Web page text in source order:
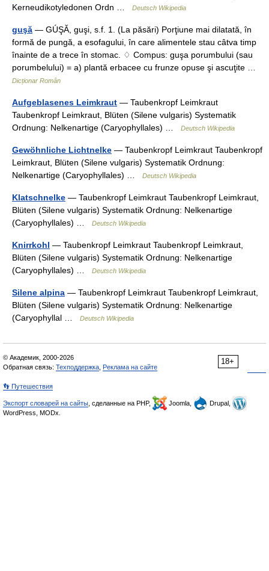
Kerneudikotyledonen Ordn …
Deutsch Wikipedia
guşă — GÚŞĂ, guşi, s.f. 1. (La păsări) Porţiune mai dilatată, în
formă de pungă, a esofagului, în care alimentele stau câtva timp
înainte de a trece în stomac. ♢ Compus: guşa porumbului (sau
porumbelului) = a) plantă erbacee cu frunze opuse şi ascuţite …
Dicționar Român
Aufgeblasenes Leimkraut — Taubenkropf Leimkraut
Taubenkropf Leimkraut, Blüten (Silene vulgaris) Systematik
Ordnung: Nelkenartige (Caryophyllales) …
Deutsch Wikipedia
Gewöhnliche Lichtnelke — Taubenkropf Leimkraut Taubenkropf
Leimkraut, Blüten (Silene vulgaris) Systematik Ordnung:
Nelkenartige (Caryophyllales) …
Deutsch Wikipedia
Klatschnelke — Taubenkropf Leimkraut Taubenkropf Leimkraut,
Blüten (Silene vulgaris) Systematik Ordnung: Nelkenartige
(Caryophyllales) …
Deutsch Wikipedia
Knirrkohl — Taubenkropf Leimkraut Taubenkropf Leimkraut,
Blüten (Silene vulgaris) Systematik Ordnung: Nelkenartige
(Caryophyllales) …
Deutsch Wikipedia
Silene alpina — Taubenkropf Leimkraut Taubenkropf Leimkraut,
Blüten (Silene vulgaris) Systematik Ordnung: Nelkenartige
(Caryophyllal …
Deutsch Wikipedia
18+
© Академик, 2000-2026
Обратная связь: Техподдержка Реклама на сайте
👣 Путешествия
Экспорт словарей на сайты , сделанные на PHP, Joomla,
Drupal,
WordPress, MODx.